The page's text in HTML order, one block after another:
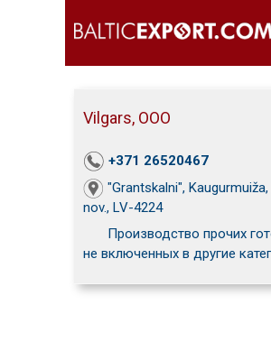
Vilgars, ООО
+371 26520467
"Grantskalni",
nov., LV-4224
Производство прочих
не включенных в другие